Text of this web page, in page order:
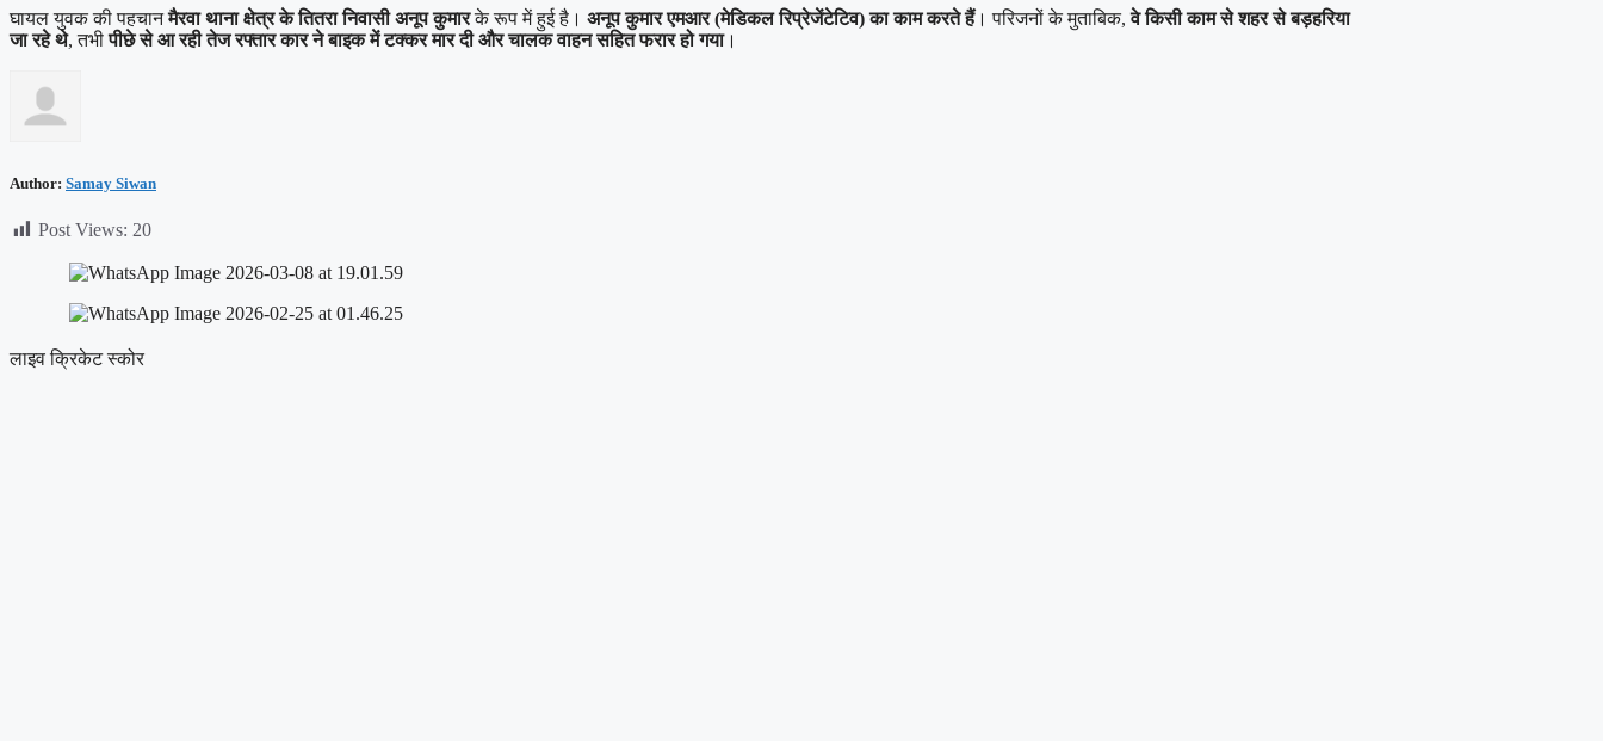
घायल युवक की पहचानमैरवा थाना क्षेत्र के तितरा निवासी अनूप कुमारके रूप में हुई है। अनूप कुमार एमआर (मेडिकल रिप्रेजेंटेटिव) का काम करते हैं। परिजनों के मुताबिक,वे किसी काम से शहर से बड़हरिया
जा रहे थे, तभीपीछे से आ रही तेज रफ्तार कार ने बाइक में टक्कर मार दी और चालक वाहन सहित फरार हो गया।
Author: Samay Siwan
Post Views: 20
लाइव क्रिकेट स्कोर